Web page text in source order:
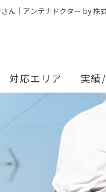
ん｜アンテナドクター by 株
対応エリア 実績